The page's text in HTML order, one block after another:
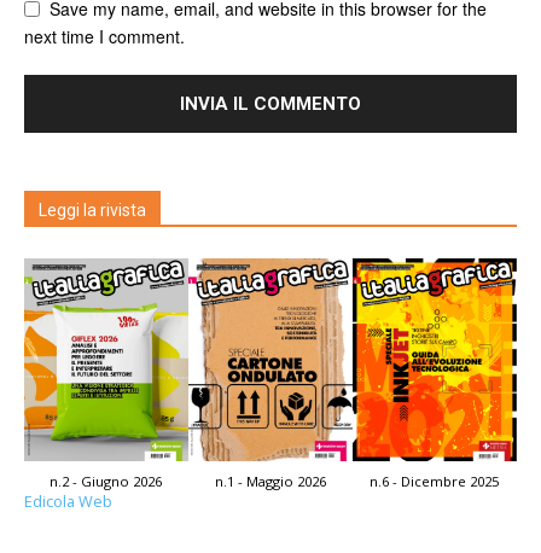
Save my name, email, and website in this browser for the
next time I comment.
Leggi la rivista
n.2 - Giugno 2026 n.1 - Maggio 2026 n.6 - Dicembre 2025
Edicola Web